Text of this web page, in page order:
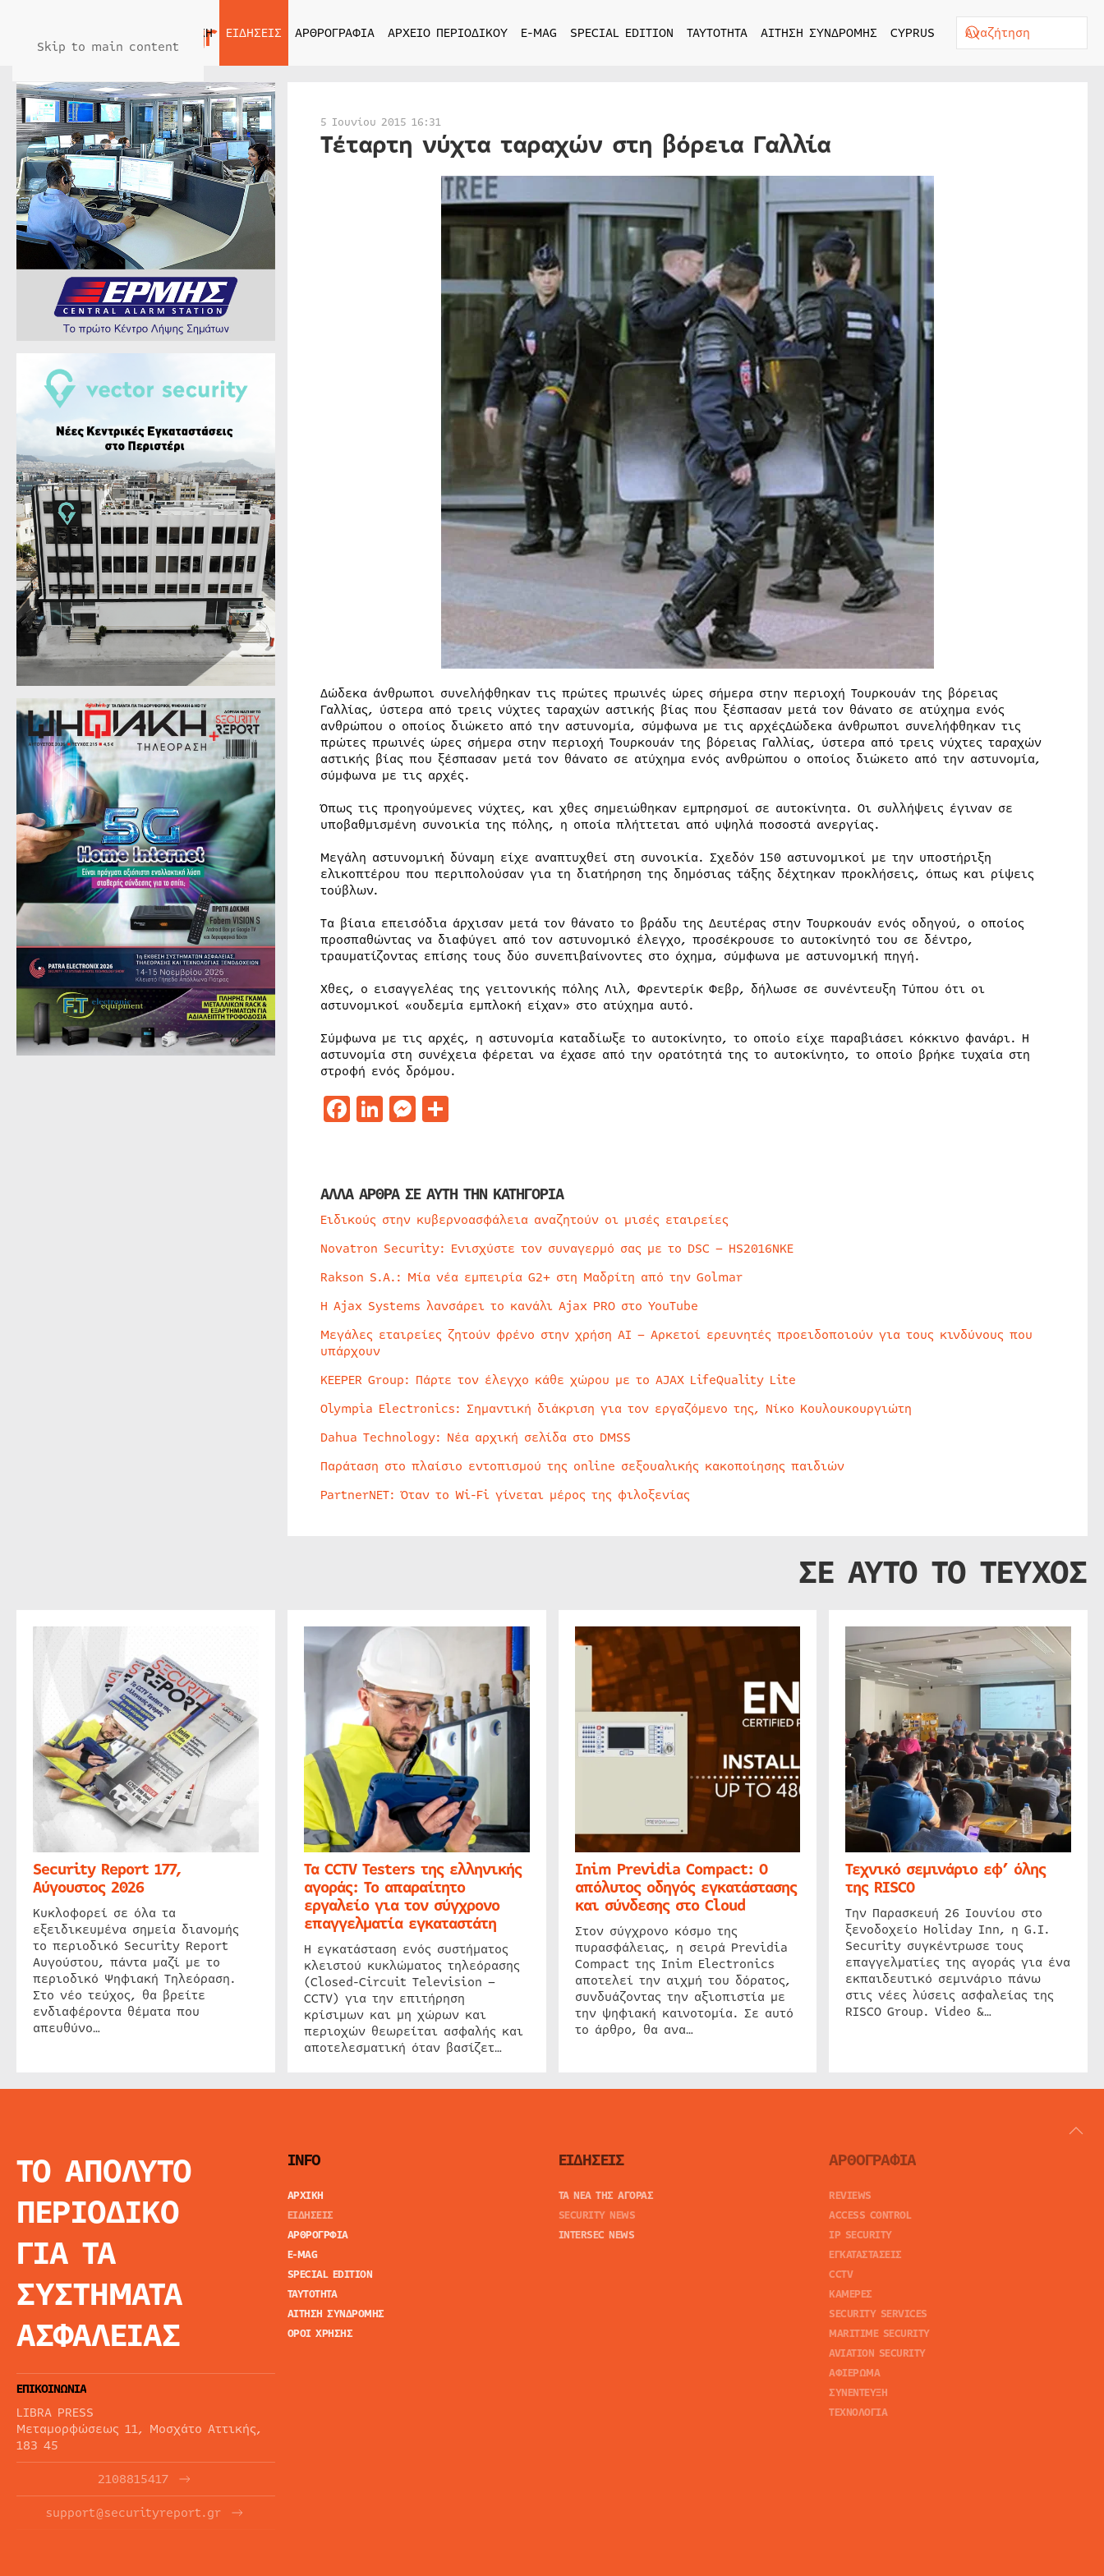
Skip to main content
ΑΡΧΙΚΗ ΕΙΔΗΣΕΙΣ ΑΡΘΡΟΓΡΑΦΙΑ ΑΡΧΕΙΟ ΠΕΡΙΟΔΙΚΟΥ E-MAG SPECIAL EDITION ΤΑΥΤΟΤΗΤΑ ΑΙΤΗΣΗ ΣΥΝΔΡΟΜΗΣ CYPRUS
5 Ιουνίου 2015 16:31
Τέταρτη νύχτα ταραχών στη βόρεια Γαλλία
Δώδεκα άνθρωποι συνελήφθηκαν τις πρώτες πρωινές ώρες σήμερα στην περιοχή Τουρκουάν της βόρειας
Γαλλίας, ύστερα από τρεις νύχτες ταραχών αστικής βίας που ξέσπασαν μετά τον θάνατο σε ατύχημα ενός
ανθρώπου ο οποίος διώκετο από την αστυνομία, σύμφωνα με τις αρχέςΔώδεκα άνθρωποι συνελήφθηκαν τις
πρώτες πρωινές ώρες σήμερα στην περιοχή Τουρκουάν της βόρειας Γαλλίας, ύστερα από τρεις νύχτες ταραχών
αστικής βίας που ξέσπασαν μετά τον θάνατο σε ατύχημα ενός ανθρώπου ο οποίος διώκετο από την αστυνομία,
σύμφωνα με τις αρχές.
Όπως τις προηγούμενες νύχτες, και χθες σημειώθηκαν εμπρησμοί σε αυτοκίνητα. Οι συλλήψεις έγιναν σε
υποβαθμισμένη συνοικία της πόλης, η οποία πλήττεται από υψηλά ποσοστά ανεργίας.
Μεγάλη αστυνομική δύναμη είχε αναπτυχθεί στη συνοικία. Σχεδόν 150 αστυνομικοί με την υποστήριξη
ελικοπτέρου που περιπολούσαν για τη διατήρηση της δημόσιας τάξης δέχτηκαν προκλήσεις, όπως και ρίψεις
τούβλων.
Τα βίαια επεισόδια άρχισαν μετά τον θάνατο το βράδυ της Δευτέρας στην Τουρκουάν ενός οδηγού, ο οποίος
προσπαθώντας να διαφύγει από τον αστυνομικό έλεγχο, προσέκρουσε το αυτοκίνητό του σε δέντρο,
τραυματίζοντας επίσης τους δύο συνεπιβαίνοντες στο όχημα, σύμφωνα με αστυνομική πηγή.
Χθες, ο εισαγγελέας της γειτονικής πόλης Λιλ, Φρεντερίκ Φεβρ, δήλωσε σε συνέντευξη Τύπου ότι οι
αστυνομικοί «ουδεμία εμπλοκή είχαν» στο ατύχημα αυτό.
Σύμφωνα με τις αρχές, η αστυνομία καταδίωξε το αυτοκίνητο, το οποίο είχε παραβιάσει κόκκινο φανάρι. Η
αστυνομία στη συνέχεια φέρεται να έχασε από την ορατότητά της το αυτοκίνητο, το οποίο βρήκε τυχαία στη
στροφή ενός δρόμου.
Facebook
LinkedIn
Messenger
Μοιραστείτε
ΑΛΛΑ ΑΡΘΡΑ ΣΕ ΑΥΤΗ ΤΗΝ ΚΑΤΗΓΟΡΙΑ
Ειδικούς στην κυβερνοασφάλεια αναζητούν οι μισές εταιρείες
Novatron Security: Ενισχύστε τον συναγερμό σας με το DSC – HS2016NKE
Rakson S.A.: Μία νέα εμπειρία G2+ στη Μαδρίτη από την Golmar
Η Ajax Systems λανσάρει το κανάλι Ajax PRO στο YouTube
Μεγάλες εταιρείες ζητούν φρένο στην χρήση AI – Αρκετοί ερευνητές προειδοποιούν για τους κινδύνους που
υπάρχουν
KEEPER Group: Πάρτε τον έλεγχο κάθε χώρου με το AJAX LifeQuality Lite
Olympia Electronics: Σημαντική διάκριση για τον εργαζόμενο της, Νίκο Κουλουκουργιώτη
Dahua Technology: Νέα αρχική σελίδα στο DMSS
Παράταση στο πλαίσιο εντοπισμού της online σεξουαλικής κακοποίησης παιδιών
PartnerNET: Όταν το Wi-Fi γίνεται μέρος της φιλοξενίας
ΣΕ ΑΥΤΟ ΤΟ ΤΕΥΧΟΣ
Security Report 177,
Αύγουστος 2026
Κυκλοφορεί σε όλα τα
εξειδικευμένα σημεία διανομής
το περιοδικό Security Report
Αυγούστου, πάντα μαζί με το
περιοδικό Ψηφιακή Τηλεόραση.
Στο νέο τεύχος, θα βρείτε
ενδιαφέροντα θέματα που
απευθύνο…
Τα CCTV Testers της ελληνικής
αγοράς: Το απαραίτητο
εργαλείο για τον σύγχρονο
επαγγελματία εγκαταστάτη
Η εγκατάσταση ενός συστήματος
κλειστού κυκλώματος τηλεόρασης
(Closed-Circuit Television –
CCTV) για την επιτήρηση
κρίσιμων και μη χώρων και
περιοχών θεωρείται ασφαλής και
αποτελεσματική όταν βασίζετ…
Inim Previdia Compact: Ο
απόλυτος οδηγός εγκατάστασης
και σύνδεσης στο Cloud
Στον σύγχρονο κόσμο της
πυρασφάλειας, η σειρά Previdia
Compact της Inim Electronics
αποτελεί την αιχμή του δόρατος,
συνδυάζοντας την αξιοπιστία με
την ψηφιακή καινοτομία. Σε αυτό
το άρθρο, θα ανα…
Τεχνικό σεμινάριο εφ’ όλης
της RISCO
Την Παρασκευή 26 Ιουνίου στο
ξενοδοχείο Holiday Inn, η G.I.
Security συγκέντρωσε τους
επαγγελματίες της αγοράς για ένα
εκπαιδευτικό σεμινάριο πάνω
στις νέες λύσεις ασφαλείας της
RISCO Group. Video &…
ΤΟ ΑΠΟΛΥΤΟ
ΠΕΡΙΟΔΙΚΟ
ΓΙΑ ΤΑ
ΣΥΣΤΗΜΑΤΑ
ΑΣΦΑΛΕΙΑΣ
ΕΠΙΚΟΙΝΩΝΙΑ
LIBRA PRESS
Μεταμορφώσεως 11, Μοσχάτο Αττικής,
183 45
2108815417
support@securityreport.gr
INFO
ΑΡΧΙΚΗ
ΕΙΔΗΣΕΙΣ
ΑΡΘΡΟΓΡΦΙΑ
E-MAG
SPECIAL EDITION
ΤΑΥΤΟΤΗΤΑ
ΑΙΤΗΣΗ ΣΥΝΔΡΟΜΗΣ
ΟΡΟΙ ΧΡΗΣΗΣ
ΕΙΔΗΣΕΙΣ
ΤΑ ΝΕΑ ΤΗΣ ΑΓΟΡΑΣ
SECURITY NEWS
INTERSEC NEWS
ΑΡΘΟΓΡΑΦΙΑ
REVIEWS
ACCESS CONTROL
IP SECURITY
ΕΓΚΑΤΑΣΤΑΣΕΙΣ
CCTV
ΚΑΜΕΡΕΣ
SECURITY SERVICES
MARITIME SECURITY
AVIATION SECURITY
ΑΦΙΕΡΩΜΑ
ΣΥΝΕΝΤΕΥΞΗ
ΤΕΧΝΟΛΟΓΙΑ